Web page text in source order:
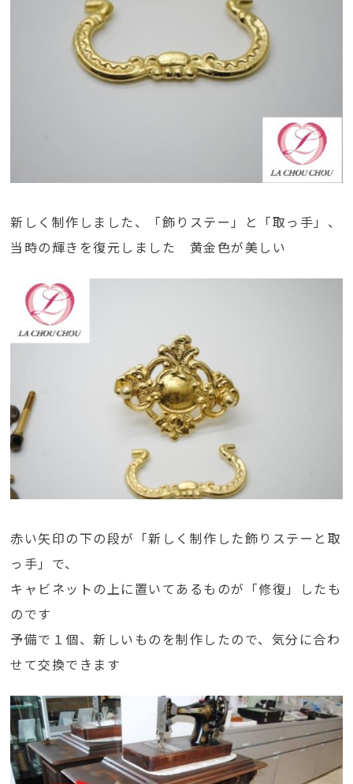
新しく制作しました、「飾りステー」と「取っ手」、
当時の輝きを復元しました 黄金色が美しい
赤い矢印の下の段が「新しく制作した飾りステーと取
っ手」で、
キャビネットの上に置いてあるものが「修復」したも
のです
予備で１個、新しいものを制作したので、気分に合わ
せて交換できます